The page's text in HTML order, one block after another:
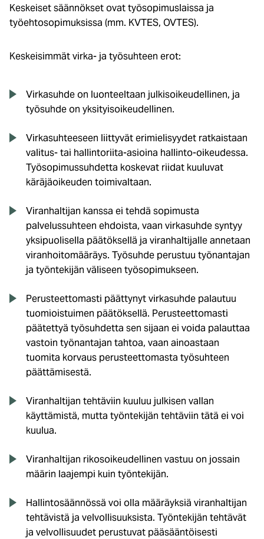
Keskeiset säännökset ovat työsopimuslaissa ja
työehtosopimuksissa (mm. KVTES, OVTES).
Keskeisimmät virka- ja työsuhteen erot:
Virkasuhde on luonteeltaan julkisoikeudellinen, ja
työsuhde on yksityisoikeudellinen.
Virkasuhteeseen liittyvät erimielisyydet ratkaistaan
valitus- tai hallintoriita-asioina hallinto-oikeudessa.
Työsopimussuhdetta koskevat riidat kuuluvat
käräjäoikeuden toimivaltaan.
Viranhaltijan kanssa ei tehdä sopimusta
palvelussuhteen ehdoista, vaan virkasuhde syntyy
yksipuolisella päätöksellä ja viranhaltijalle annetaan
viranhoitomääräys. Työsuhde perustuu työnantajan
ja työntekijän väliseen työsopimukseen.
Perusteettomasti päättynyt virkasuhde palautuu
tuomioistuimen päätöksellä. Perusteettomasti
päätettyä työsuhdetta sen sijaan ei voida palauttaa
vastoin työnantajan tahtoa, vaan ainoastaan
tuomita korvaus perusteettomasta työsuhteen
päättämisestä.
Viranhaltijan tehtäviin kuuluu julkisen vallan
käyttämistä, mutta työntekijän tehtäviin tätä ei voi
kuulua.
Viranhaltijan rikosoikeudellinen vastuu on jossain
määrin laajempi kuin työntekijän.
Hallintosäännössä voi olla määräyksiä viranhaltijan
tehtävistä ja velvollisuuksista. Työntekijän tehtävät
ja velvollisuudet perustuvat pääsääntöisesti